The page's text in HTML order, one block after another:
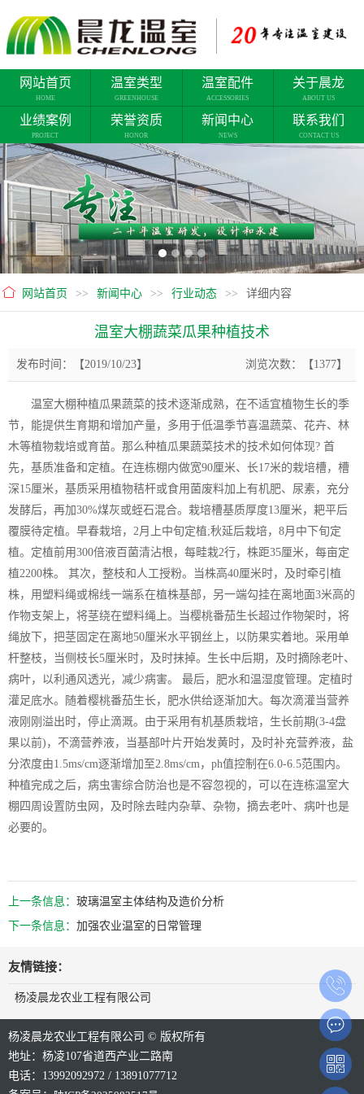
网站首页
HOME
温室类型
GREENHOUSE
温室配件
ACCESSORIES
关于晨龙
ABOUT US
业绩案例
PROJECT
荣誉资质
HONOR
新闻中心
NEWS
联系我们
CONTACT US
网站首页 >> 新闻中心 >> 行业动态 >> 详细内容
温室大棚蔬菜瓜果种植技术
发布时间：【2019/10/23】 浏览次数：【1377】
温室大棚种植瓜果蔬菜的技术逐渐成熟，在不适宜植物生长的季
节，能提供生育期和增加产量，多用于低温季节喜温蔬菜、花卉、林
木等植物栽培或育苗。那么种植瓜果蔬菜技术的技术如何体现? 首
先，基质准备和定植。在连栋棚内做宽90厘米、长17米的栽培槽，槽
深15厘米，基质采用植物秸杆或食用菌废料加上有机肥、尿素，充分
发酵后，再加30%煤灰或蛭石混合。栽培槽基质厚度13厘米，耙平后
覆膜待定植。早春栽培，2月上中旬定植;秋延后栽培，8月中下旬定
植。定植前用300倍液百菌清沾根，每畦栽2行，株距35厘米，每亩定
植2200株。 其次，整枝和人工授粉。当株高40厘米时，及时牵引植
株，用塑料绳或棉线一端系在植株基部，另一端勾挂在离地面3米高的
作物支架上，将茎绕在塑料绳上。当樱桃番茄生长超过作物架时，将
绳放下，把茎固定在离地50厘米水平钢丝上，以防果实着地。采用单
杆整枝，当侧枝长5厘米时，及时抹掉。生长中后期，及时摘除老叶、
病叶，以利通风透光，减少病害。 最后，肥水和温湿度管理。定植时
灌足底水。随着樱桃番茄生长，肥水供给逐渐加大。每次滴灌当营养
液刚刚溢出时，停止滴溉。由于采用有机基质栽培，生长前期(3-4盘
果以前)，不滴营养液，当基部叶片开始发黄时，及时补充营养液，盐
分浓度由1.5ms/cm逐渐增加至2.8ms/cm，ph值控制在6.0-6.5范围内。
种植完成之后，病虫害综合防治也是不容忽视的，可以在连栋温室大
棚四周设置防虫网，及时除去畦内杂草、杂物，摘去老叶、病叶也是
必要的。
上一条信息： 玻璃温室主体结构及造价分析
下一条信息： 加强农业温室的日常管理
友情链接：
杨凌晨龙农业工程有限公司
杨凌晨龙农业工程有限公司 © 版权所有
地址：杨凌107省道西产业二路南
电话：13992092972 / 13891077712